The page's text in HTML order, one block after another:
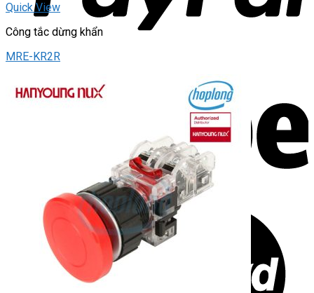
Quick View
Công tắc dừng khẩn
MRE-KR2R